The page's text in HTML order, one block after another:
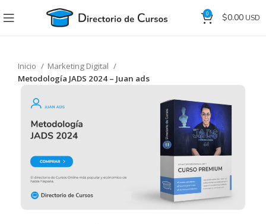
0 $0.00
Inicio
Marketing Digital
Metodología JADS 2024 – Juan ads